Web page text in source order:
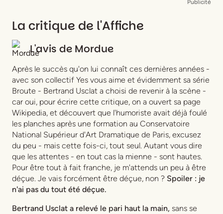
Publicité
La critique de l'Affiche
L'avis de Mordue
Après le succès qu'on lui connaît ces dernières années -
avec son collectif Yes vous aime et évidemment sa série
Broute - Bertrand Usclat a choisi de revenir à la scène -
car oui, pour écrire cette critique, on a ouvert sa page
Wikipedia, et découvert que l'humoriste avait déjà foulé
les planches après une formation au Conservatoire
National Supérieur d'Art Dramatique de Paris, excusez
du peu - mais cette fois-ci, tout seul. Autant vous dire
que les attentes - en tout cas la mienne - sont hautes.
Pour être tout à fait franche, je m'attends un peu à être
déçue. Je vais forcément être déçue, non ? Spoiler : je
n'ai pas du tout été déçue.
Bertrand Usclat a relevé le pari haut la main, sans se